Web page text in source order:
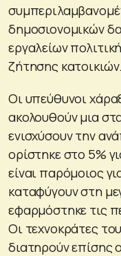
δημοσιονομικών
εργαλείων
ζήτησης κατοικιών.
Οι υπεύθυνοι
ακολουθούν μια
ενισχύσουν την
ορίστηκε στο 5%
είναι παρόμοιος
καταφύγουν στη
εφαρμόστηκε τις
Οι τεχνοκράτες
διατηρούν επίσης